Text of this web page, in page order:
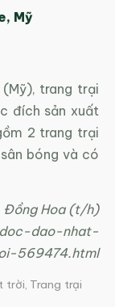
Mỹ
trang trại
đích sản xuất
2 trang trại
bóng và có
Đồng Hoa (t/h)
dao-nhat-
569474.html
trời, Trang trại